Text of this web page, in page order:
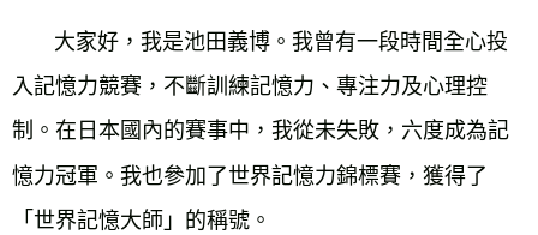
入記憶力競賽，不斷訓練記憶力、專注力及心理控
制。在日本國內的賽事中，我從未失敗，六度成為記
憶力冠軍。我也參加了世界記憶力錦標賽，獲得了
「世界記憶大師」的稱號。